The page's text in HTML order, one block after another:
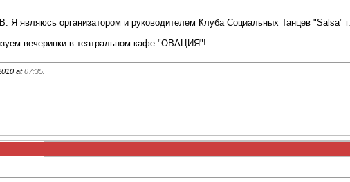
являюсь организатором и руководителем Клуба Социальных Танцев "Salsa"
вечеринки в театральном кафе "ОВАЦИЯ"!
at07:35